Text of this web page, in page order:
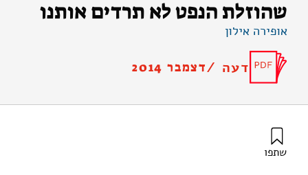
שהוזלת הנפט לא תרדים אותנו
אופירה אילון
דעה /דצמבר 2014
שתפו